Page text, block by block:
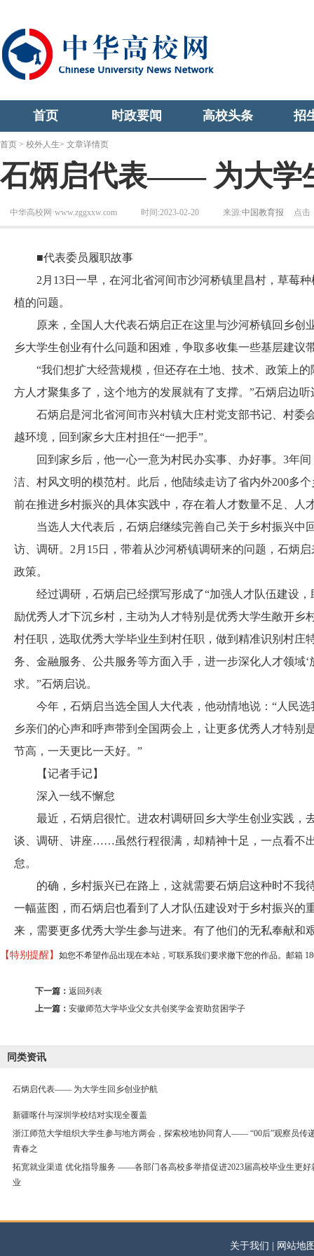
首页 时政要闻 高校头条 招
首页 > 校外人生> 文章详情页
石炳启代表—— 为大学
中华高校网·www.zggxxw.com 时间:2023-02-20 来源:中国教育报 点击
■代表委员履职故事
2月13日一早，在河北省河间市沙河桥镇里昌村，草莓种
植的问题。
原来，全国人大代表石炳启正在这里与沙河桥镇回乡创
乡大学生创业有什么问题和困难，争取多收集一些基层建议
“我们想扩大经营规模，但还存在土地、技术、政策上的
方人才聚集多了，这个地方的发展就有了支撑。”石炳启边
石炳启是河北省河间市兴村镇大庄村党支部书记、村委
越环境，回到家乡大庄村担任“一把手”。
回到家乡后，他一心一意为村民办实事、办好事。3年间
洁、村风文明的模范村。此后，他陆续走访了省内外200多
前在推进乡村振兴的具体实践中，存在着人才数量不足、人
当选人大代表后，石炳启继续完善自己关于乡村振兴中
访、调研。2月15日，带着从沙河桥镇调研来的问题，石炳
政策。
经过调研，石炳启已经撰写形成了“加强人才队伍建设，
励优秀人才下沉乡村，主动为人才特别是优秀大学生敞开
村任职，选取优秀大学毕业生到村任职，做到精准识别村庄
务、金融服务、公共服务等方面入手，进一步深化人才领域
求。”石炳启说。
今年，石炳启当选全国人大代表，他动情地说：“人民选
乡亲们的心声和呼声带到全国两会上，让更多优秀人才特
节高，一天更比一天好。”
【记者手记】
深入一线不懈怠
最近，石炳启很忙。进农村调研回乡大学生创业实践，
谈、调研、讲座……虽然行程很满，却精神十足，一点看不
怠。
的确，乡村振兴已在路上，这就需要石炳启这种时不我
一幅蓝图，而石炳启也看到了人才队伍建设对于乡村振兴
来，需要更多优秀大学生参与进来。有了他们的无私奉献和
【特别提醒】 如您不希望作品出现在本站，可联系我们要求撤下您的作品。邮箱
下一篇： 返回列表
上一篇： 安徽师范大学毕业父女共创奖学金资助贫困学子
同类资讯
石炳启代表—— 为大学生回乡创业护航
新疆喀什与深圳学校结对实现全覆盖
浙江师范大学组织大学生参与地方两会，探索校地协同育人—— “00后”观察员传
青春之
拓宽就业渠道 优化指导服务 ——各部门各高校多举措促进2023届高校毕业生更好
业
关于我们 | 网站地